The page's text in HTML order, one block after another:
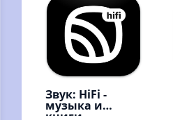
интернета!
Звук: HiFi -
музыка и
книги